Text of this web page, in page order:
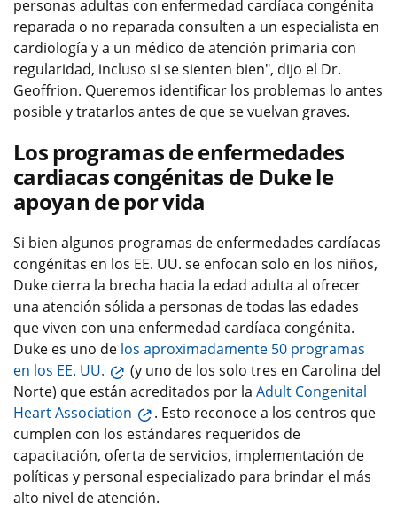
personas adultas con enfermedad cardíaca congénita
reparada o no reparada consulten a un especialista en
cardiología y a un médico de atención primaria con
regularidad, incluso si se sienten bien", dijo el Dr.
Geoffrion. Queremos identificar los problemas lo antes
posible y tratarlos antes de que se vuelvan graves.
Los programas de enfermedades
cardiacas congénitas de Duke le
apoyan de por vida
Si bien algunos programas de enfermedades cardíacas
congénitas en los EE. UU. se enfocan solo en los niños,
Duke cierra la brecha hacia la edad adulta al ofrecer
una atención sólida a personas de todas las edades
que viven con una enfermedad cardíaca congénita.
Duke es uno de los aproximadamente 50 programas
en los EE. UU.
(y uno de los solo tres en Carolina del
Norte) que están acreditados por la Adult Congenital
Heart Association
. Esto reconoce a los centros que
cumplen con los estándares requeridos de
capacitación, oferta de servicios, implementación de
políticas y personal especializado para brindar el más
alto nivel de atención.